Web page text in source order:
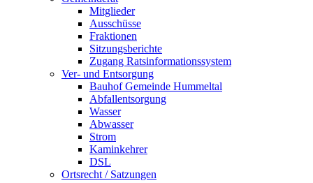
Mitglieder
Ausschüsse
Fraktionen
Sitzungsberichte
Zugang Ratsinformationssystem
Ver- und Entsorgung
Bauhof Gemeinde Hummeltal
Abfallentsorgung
Wasser
Abwasser
Strom
Kaminkehrer
DSL
Ortsrecht / Satzungen